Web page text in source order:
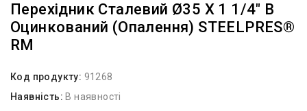
Перехідник Сталевий Ø35 Х 1 1/4″ В
Оцинкований (опалення) STEELPRES®
RM
Код продукту: 91268
Наявність: В наявності